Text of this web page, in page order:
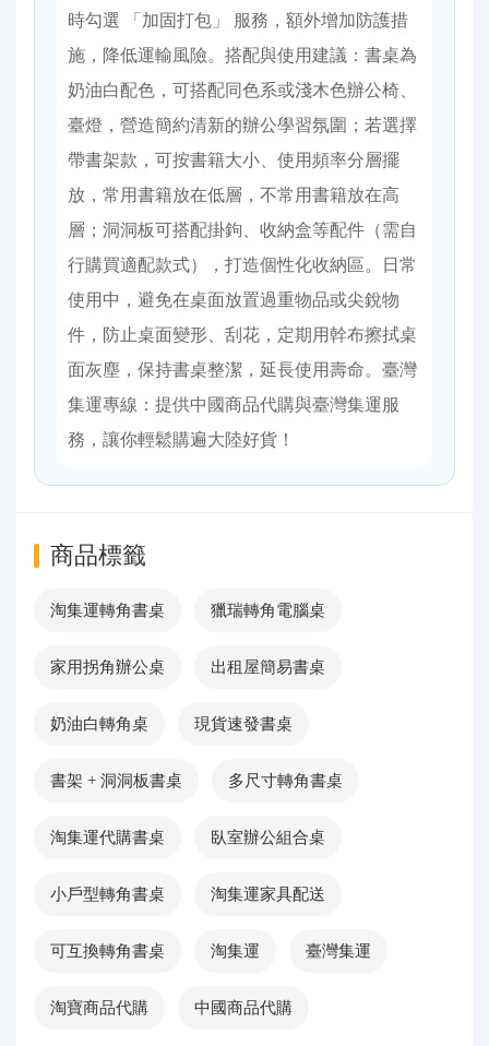
時勾選 「加固打包」 服務，額外增加防護措
施，降低運輸風險。​ 搭配與使用建議：書桌為
奶油白配色，可搭配同色系或淺木色辦公椅、
臺燈，營造簡約清新的辦公學習氛圍；若選擇
帶書架款，可按書籍大小、使用頻率分層擺
放，常用書籍放在低層，不常用書籍放在高
層；洞洞板可搭配掛鉤、收納盒等配件（需自
行購買適配款式），打造個性化收納區。日常
使用中，避免在桌面放置過重物品或尖銳物
件，防止桌面變形、刮花，定期用幹布擦拭桌
面灰塵，保持書桌整潔，延長使用壽命。臺灣
集運專線：提供中國商品代購與臺灣集運服
務，讓你輕鬆購遍大陸好貨！
商品標籤
淘集運轉角書桌 獵瑞轉角電腦桌
家用拐角辦公桌 出租屋簡易書桌
奶油白轉角桌 現貨速發書桌
書架 + 洞洞板書桌 多尺寸轉角書桌
淘集運代購書桌 臥室辦公組合桌
小戶型轉角書桌 淘集運家具配送
可互換轉角書桌 淘集運 臺灣集運
淘寶商品代購 中國商品代購